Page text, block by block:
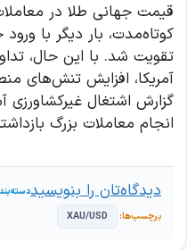
قیمت جهانی طلا در
تقویت شد. با این حال،
آمریکا، افزایش تنش‌های
انجام معاملات بزرگ
XAU/USD
دیدگاه‌تان را بنویسید